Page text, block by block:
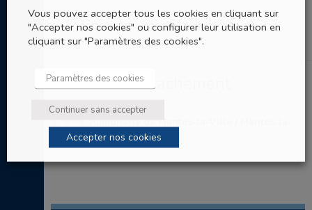
Entités de rattachement
Jolie
Vous pouvez accepter tous les cookies en cliquant sur
"Accepter nos cookies" ou configurer leur utilisation en
cliquant sur "Paramètres des cookies".
Paramètres des cookies
Continuer sans accepter
Accepter nos cookies